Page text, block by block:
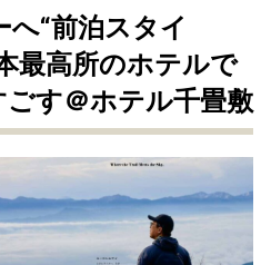
“前泊スタイ
最高所のホテルで
す＠ホテル千畳敷